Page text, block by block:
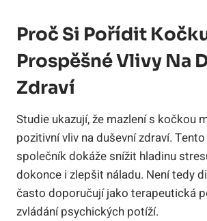
Proč Si Pořídit
Prospěšné Vlivy Na
Zdraví
Studie ukazují, že mazlení s kočkou
pozitivní vliv na duševní zdraví.
společník dokáže snížit hladinu
dokonce i zlepšit náladu. Není tedy
často doporučují jako terapeutická
zvládání psychických potíží.